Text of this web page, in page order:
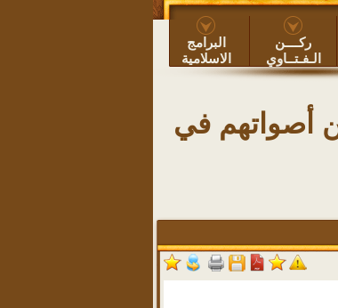
ركــــن
الـفـتــاوي
البرامج
الاسلامية
أصواتهم في